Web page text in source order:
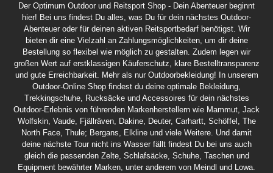
Der Optimum Outdoor und Reitsport Shop - Dein Abenteuer beginnt
hier! Bei uns findest Du alles, was Du für dein nächstes Outdoor-
Abenteuer oder für deinen aktiven Reitsportbedarf benötigst. Wir
bieten dir eine Vielzahl an Zahlungsmöglichkeiten, um dir deine
Bestellung so flexibel wie möglich zu gestalten. Zudem legen wir
großen Wert auf erstklassigen Käuferschutz, klare Bestelltransparenz
und gute Erreichbarkeit. Mehr als nur Outdoorbekleidung! In unserem
Outdoor-Online Shop findest du deine optimale Bekleidung,
Trekkingschuhe, Rucksäcke und Accessoires für dein nächstes
Outdoor-Erlebnis von führenden Markenherstellern wie Mammut, Jack
Wolfskin, Vaude, Fjällräven, Dakine, Deuter, Carhartt, Schöffel, The
North Face, Thule; Bergans, Elkline und viele Weitere. Und damit
deine nächste Tour nicht ins Wasser fällt findest Du bei uns auch
gleich die passenden Zelte, Schlafsäcke, Schuhe, Taschen und
Equipment bewährter Marken, unter anderem von Meindl und Lowa.